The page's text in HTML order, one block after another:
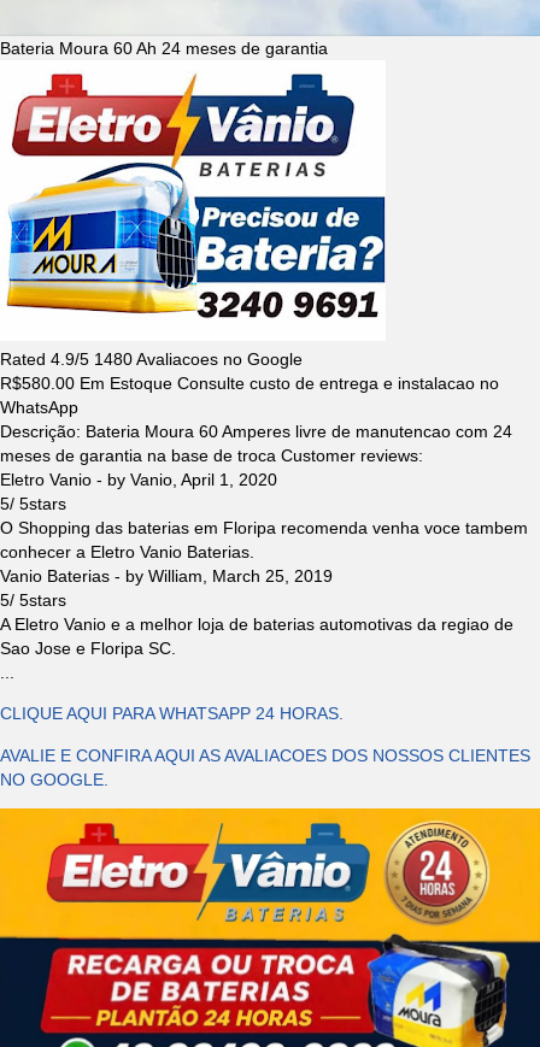
Bateria Moura 60 Ah 24 meses de garantia
Rated 4.9/5 1480Avaliacoes no Google
R$580.00 Em Estoque Consulte custo de entrega e instalacao no
WhatsApp
Descrição: Bateria Moura 60 Amperes livre de manutencao com 24
meses de garantia na base de troca Customer reviews:
Eletro Vanio - by Vanio April 1, 2020
5/ 5stars
O Shopping das baterias em Floripa recomenda venha voce tambem
conhecer a Eletro Vanio Baterias.
Vanio Baterias - by William
March 25, 2019
5/ 5stars
A Eletro Vanio e a melhor loja de baterias automotivas da regiao de
Sao Jose e Floripa SC.
CLIQUE AQUI PARA WHATSAPP 24 HORAS.
AVALIE E CONFIRA AQUI AS AVALIACOES DOS NOSSOS CLIENTES
NO GOOGLE.